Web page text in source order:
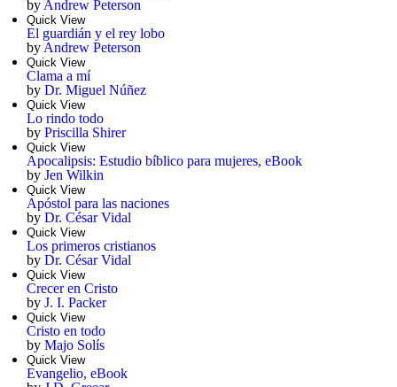
byAndrew Peterson
Quick View
El guardián y el rey lobo
byAndrew Peterson
Quick View
Clama a mí
by Dr. Miguel Núñez
Quick View
Lo rindo todo
by Priscilla Shirer
Quick View
Apocalipsis: Estudio bíblico para mujeres, eBook
by Jen Wilkin
Quick View
Apóstol para las naciones
by Dr. César Vidal
Quick View
Los primeros cristianos
by Dr. César Vidal
Quick View
Crecer en Cristo
by J. I. Packer
Quick View
Cristo en todo
by Majo Solís
Quick View
Evangelio, eBook